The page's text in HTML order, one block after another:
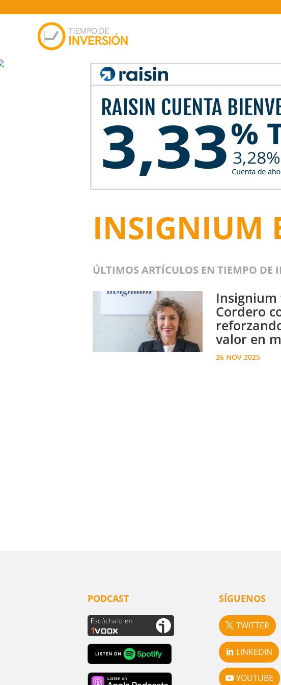
INSIGNIUM
ÚLTIMOS ARTÍCULOS EN TIEMPO DE
Insignium
Cordero
valor en
26 NOV 2025
PODCAST SÍGUENOS
TWITTER
LINKEDIN
YOUTUBE